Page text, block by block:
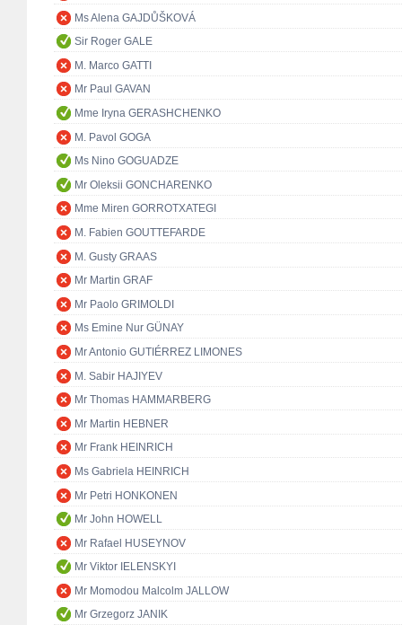
Ms Alena GAJDŮŠKOVÁ
Sir Roger GALE
M. Marco GATTI
Mr Paul GAVAN
Mme Iryna GERASHCHENKO
M. Pavol GOGA
Ms Nino GOGUADZE
Mr Oleksii GONCHARENKO
Mme Miren GORROTXATEGI
M. Fabien GOUTTEFARDE
M. Gusty GRAAS
Mr Martin GRAF
Mr Paolo GRIMOLDI
Ms Emine Nur GÜNAY
Mr Antonio GUTIÉRREZ LIMONES
M. Sabir HAJIYEV
Mr Thomas HAMMARBERG
Mr Martin HEBNER
Mr Frank HEINRICH
Ms Gabriela HEINRICH
Mr Petri HONKONEN
Mr John HOWELL
Mr Rafael HUSEYNOV
Mr Viktor IELENSKYI
Mr Momodou Malcolm JALLOW
Mr Grzegorz JANIK